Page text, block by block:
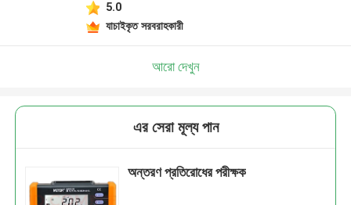
5.0
যাচাইকৃত সরবরাহকারী
আরো দেখুন
এর সেরা মূল্য পান
অন্তরণ প্রতিরোধের পরীক্ষক